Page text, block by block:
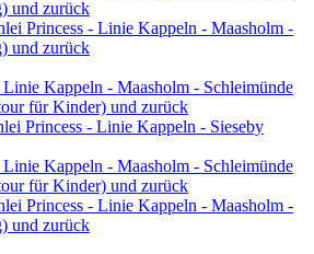
und zurück
Princess - Linie Kappeln - Maasholm -
und zurück
Kappeln - Maasholm - Schleimünde
für Kinder) und zurück
Princess - Linie Kappeln - Sieseby
Kappeln - Maasholm - Schleimünde
für Kinder) und zurück
Princess - Linie Kappeln - Maasholm -
und zurück